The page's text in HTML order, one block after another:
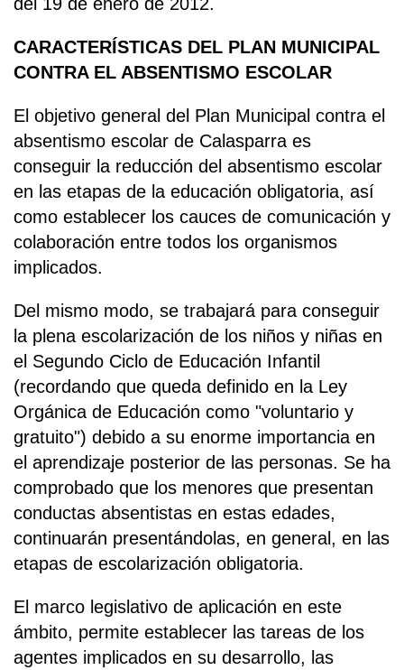
CARACTERÍSTICAS DEL PLAN MUNICIPAL
CONTRA EL ABSENTISMO ESCOLAR
El objetivo general del Plan Municipal contra el
absentismo escolar de Calasparra es
conseguir la reducción del absentismo escolar
en las etapas de la educación obligatoria, así
como establecer los cauces de comunicación y
colaboración entre todos los organismos
implicados.
Del mismo modo, se trabajará para conseguir
la plena escolarización de los niños y niñas en
el Segundo Ciclo de Educación Infantil
(recordando que queda definido en la Ley
Orgánica de Educación como "voluntario y
gratuito") debido a su enorme importancia en
el aprendizaje posterior de las personas. Se ha
comprobado que los menores que presentan
conductas absentistas en estas edades,
continuarán presentándolas, en general, en las
etapas de escolarización obligatoria.
El marco legislativo de aplicación en este
ámbito, permite establecer las tareas de los
agentes implicados en su desarrollo, las